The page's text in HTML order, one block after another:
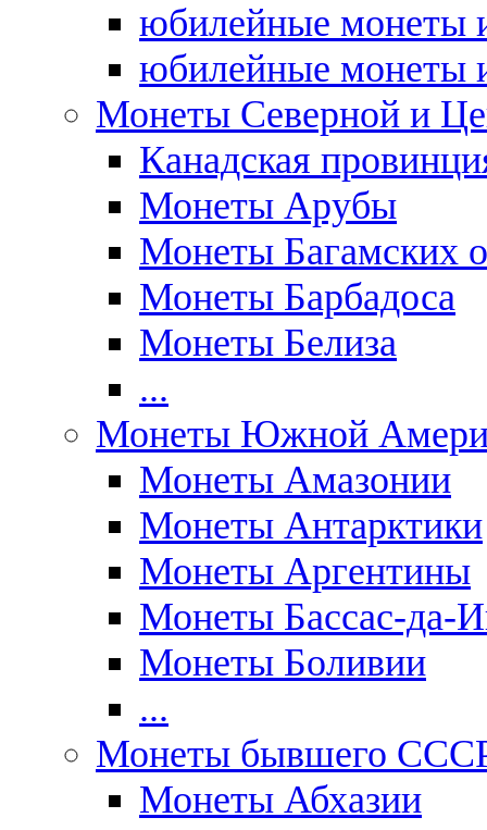
юбилейные монеты
юбилейные монеты
Монеты Северной и
Канадская
Монеты Арубы
Монеты Багамских
Монеты Барбадоса
Монеты Белиза
...
Монеты Южной
Монеты Амазонии
Монеты Антарктики
Монеты Аргентины
Монеты Бассас-да-
Монеты Боливии
...
Монеты бывшего
Монеты Абхазии